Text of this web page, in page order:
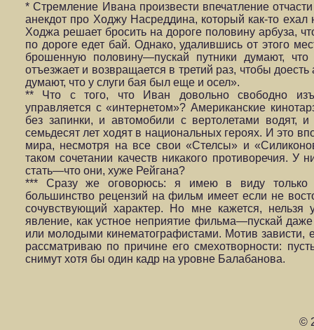
* Стремление Ивана произвести впечатление
анекдот про Ходжу Насреддина, который как-то
Ходжа решает бросить на дороге половину арбуза,
по дороге едет бай. Однако, удалившись от этого
брошенную половину—пускай путники думают,
отъезжает и возвращается в третий раз, чтобы
думают, что у слуги бая был еще и осел».
** Что с того, что Иван довольно свободно
управляется с «интернетом»? Американские
без запинки, и автомобили с вертолетами водят,
семьдесят лет ходят в национальных героях. И это
мира, несмотря на все свои «Стелсы» и
таком сочетании качеств никакого противоречия. У
стать—что они, хуже Рейгана?
*** Сразу же оговорюсь: я имею в виду
большинство рецензий на фильм имеет если не
сочувствующий характер. Но мне кажется, нельзя
явление, как устное неприятие фильма—пускай
или молодыми кинематографистами. Мотив зависти,
рассматриваю по причине его смехотворности:
снимут хотя бы один кадр на уровне Балабанова.
©